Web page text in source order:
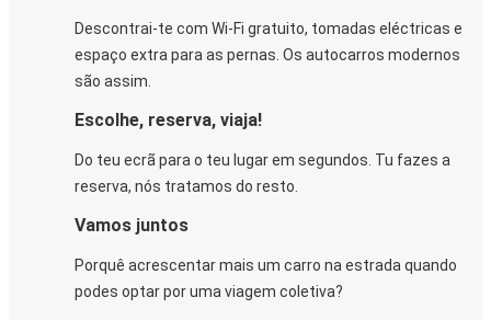
Descontrai-te com Wi-Fi gratuito, tomadas eléctricas e
espaço extra para as pernas. Os autocarros modernos
são assim.
Escolhe, reserva, viaja!
Do teu ecrã para o teu lugar em segundos. Tu fazes a
reserva, nós tratamos do resto.
Vamos juntos
Porquê acrescentar mais um carro na estrada quando
podes optar por uma viagem coletiva?